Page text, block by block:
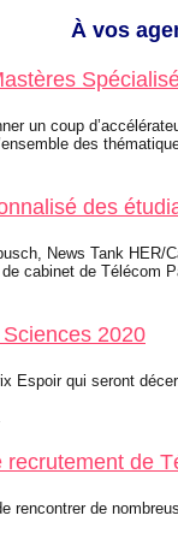
À vos
un coup
des
des
News Tank
cabinet de Télécom
2020
Espoir qui seront
recrutement de
rencontrer de